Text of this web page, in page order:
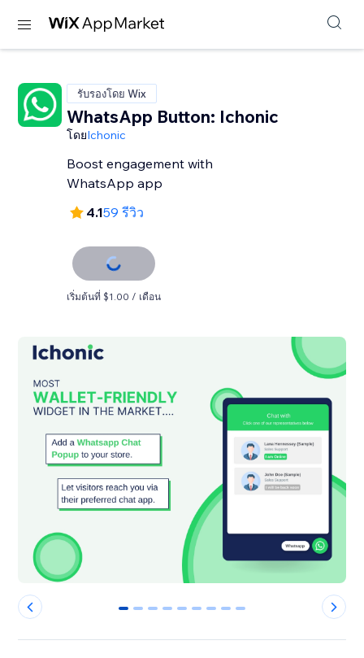
รับรองโดย Wix
WhatsApp Button: Ichonic
โดยIchonic
Boost engagement with
WhatsApp app
4.159 รีวิว
เริ่มต้นที่ $1.00 / เดือน
0 1 2 3 4 5 6 7 8